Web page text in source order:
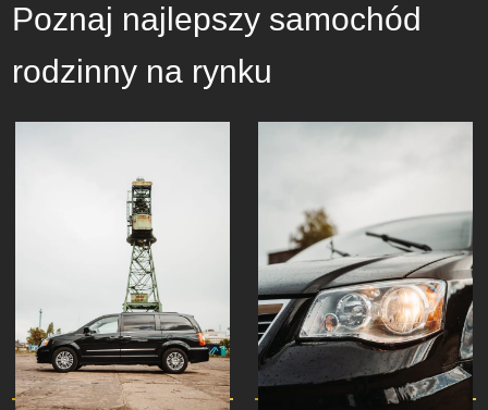
Poznaj najlepszy samochód
rodzinny na rynku